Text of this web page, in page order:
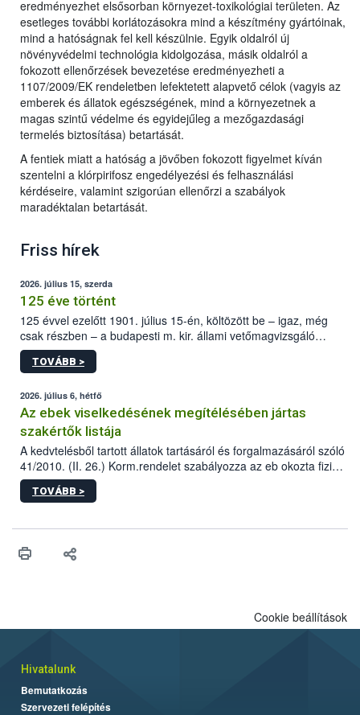
eredményezhet elsősorban környezet-toxikológiai területen. Az
esetleges további korlátozásokra mind a készítmény gyártóinak,
mind a hatóságnak fel kell készülnie. Egyik oldalról új
növényvédelmi technológia kidolgozása, másik oldalról a
fokozott ellenőrzések bevezetése eredményezheti a
1107/2009/EK rendeletben lefektetett alapvető célok (vagyis az
emberek és állatok egészségének, mind a környezetnek a
magas szintű védelme és egyidejűleg a mezőgazdasági
termelés biztosítása) betartását.
A fentiek miatt a hatóság a jövőben fokozott figyelmet kíván
szentelni a klórpirifosz engedélyezési és felhasználási
kérdéseire, valamint szigorúan ellenőrzi a szabályok
maradéktalan betartását.
Friss hírek
2026. július 15, szerda
125 éve történt
125 évvel ezelőtt 1901. július 15-én, költözött be – igaz, még
csak részben – a budapesti m. kir. állami vetőmagvizsgáló
állomás a Kis Rókus utca 15. szám alatti, Czigler Győző által
tervezett új épületébe.
TOVÁBB >
2026. július 6, hétfő
Az ebek viselkedésének megítélésében jártas
szakértők listája
A kedvtelésből tartott állatok tartásáról és forgalmazásáról szóló
41/2010. (II. 26.) Korm.rendelet szabályozza az eb okozta fizikai
sérülés, illetve ennek veszélye keletkezésekor felmerülő
hatósági feladatokat, valamint a veszélyes eb tartását és annak
vonni az ebek viselkedésének megítélésében jártas szakértőt.
TOVÁBB >
Cookie beállítások
Hivatalunk
Bemutatkozás
Szervezeti felépítés